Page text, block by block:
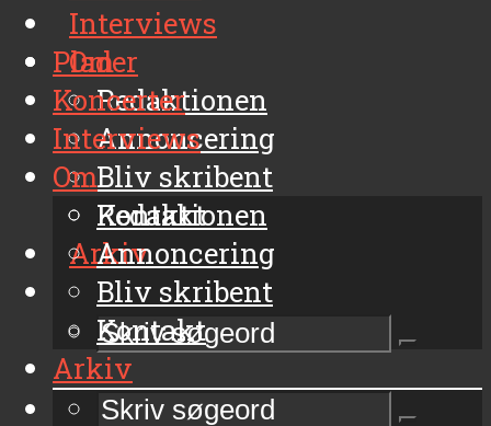
Interviews
Om
Redaktionen
Annoncering
Bliv skribent
Kontakt
Arkiv
Plader
Koncerter
Interviews
Om
Redaktionen
Annoncering
Bliv skribent
Kontakt
Arkiv